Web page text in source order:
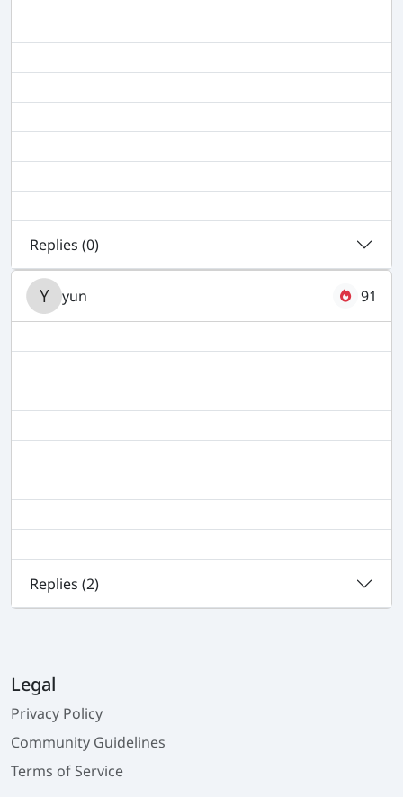
Replies (0)
yun 91
Replies (2)
Legal
Privacy Policy
Community Guidelines
Terms of Service